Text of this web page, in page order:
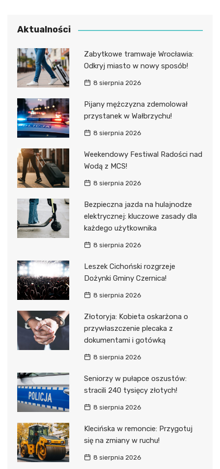
Aktualności
Zabytkowe tramwaje Wrocławia:
Odkryj miasto w nowy sposób!
8 sierpnia 2026
Pijany mężczyzna zdemolował
przystanek w Wałbrzychu!
8 sierpnia 2026
Weekendowy Festiwal Radości nad
Wodą z MCS!
8 sierpnia 2026
Bezpieczna jazda na hulajnodze
elektrycznej: kluczowe zasady dla
każdego użytkownika
8 sierpnia 2026
Leszek Cichoński rozgrzeje
Dożynki Gminy Czernica!
8 sierpnia 2026
Złotoryja: Kobieta oskarżona o
przywłaszczenie plecaka z
dokumentami i gotówką
8 sierpnia 2026
Seniorzy w pułapce oszustów:
stracili 240 tysięcy złotych!
8 sierpnia 2026
Klecińska w remoncie: Przygotuj
się na zmiany w ruchu!
8 sierpnia 2026